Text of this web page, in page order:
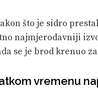
što je sidro
najmjerodavniji
se je brod krenuo
vremenu